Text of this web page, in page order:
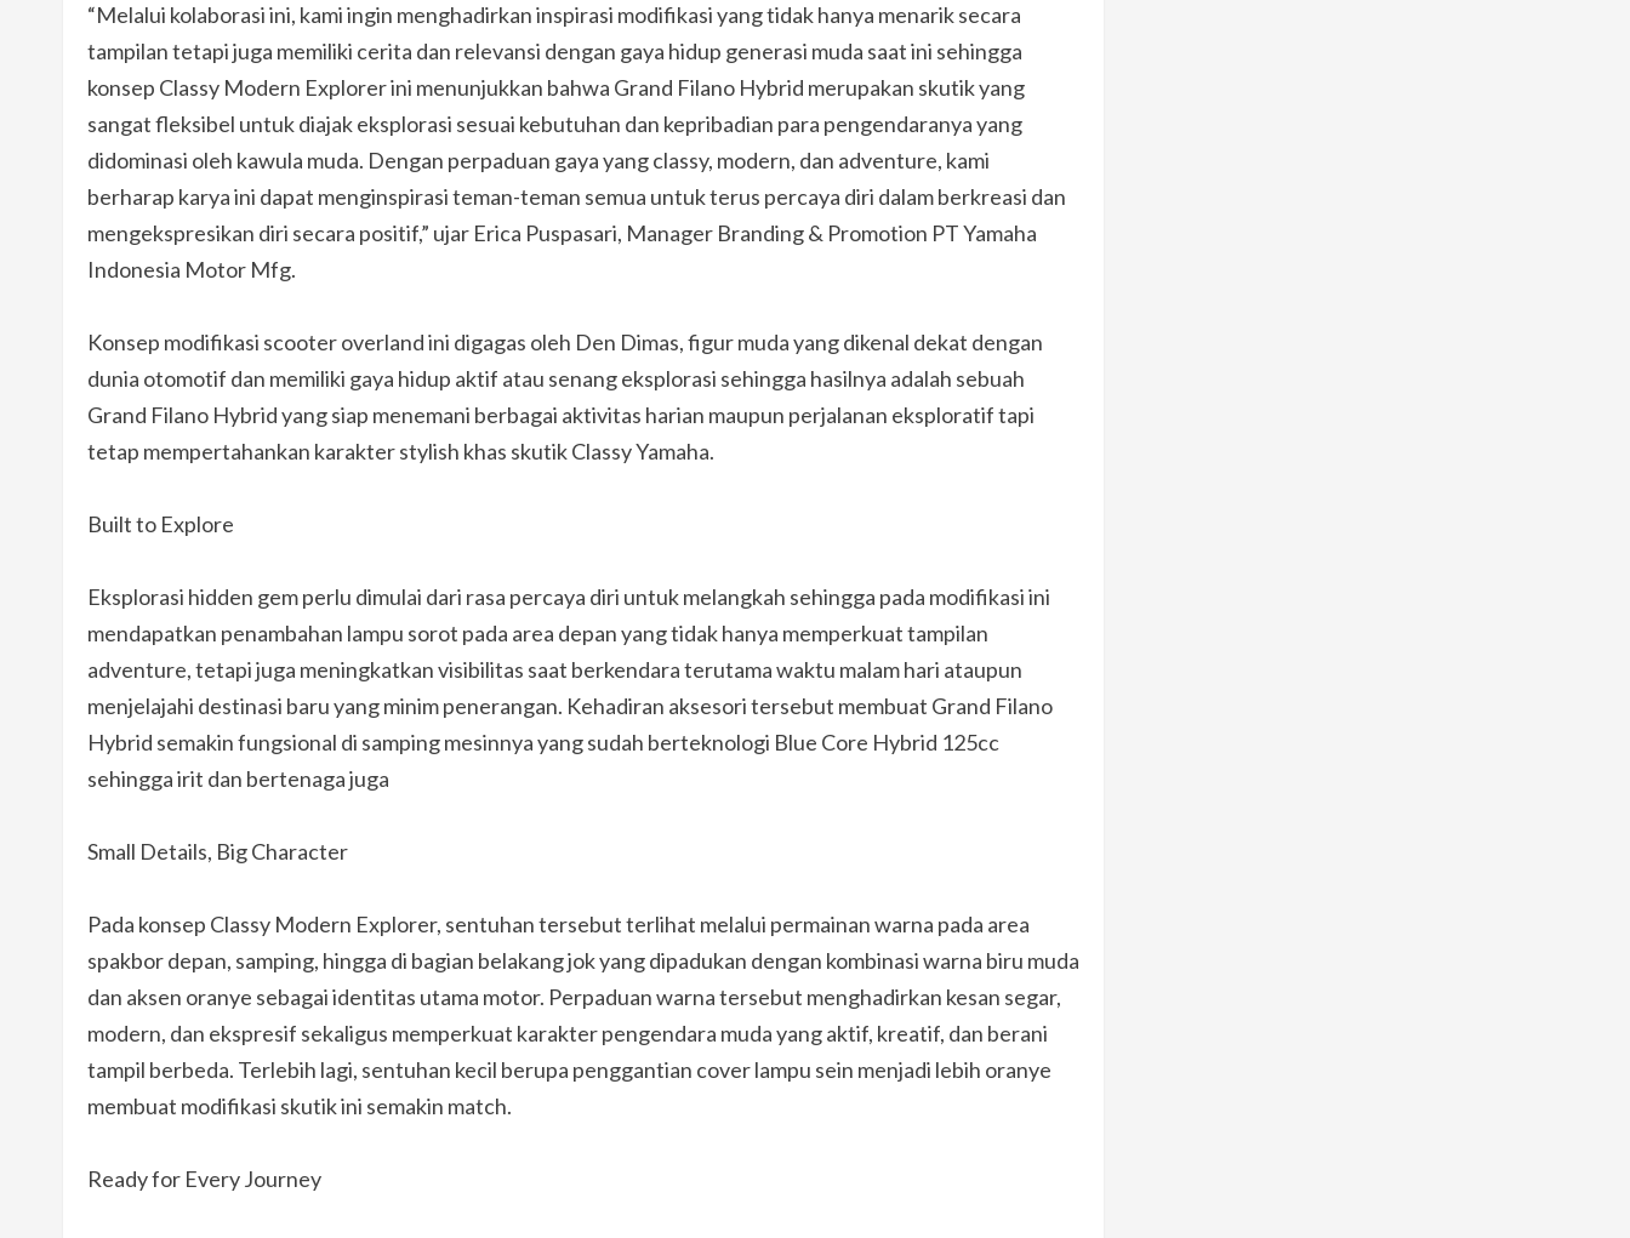
“Melalui kolaborasi ini, kami ingin menghadirkan inspirasi modifikasi yang tidak hanya menarik secara
tampilan tetapi juga memiliki cerita dan relevansi dengan gaya hidup generasi muda saat ini sehingga
konsep Classy Modern Explorer ini menunjukkan bahwa Grand Filano Hybrid merupakan skutik yang
sangat fleksibel untuk diajak eksplorasi sesuai kebutuhan dan kepribadian para pengendaranya yang
didominasi oleh kawula muda. Dengan perpaduan gaya yang classy, modern, dan adventure, kami
berharap karya ini dapat menginspirasi teman-teman semua untuk terus percaya diri dalam berkreasi dan
mengekspresikan diri secara positif,” ujar Erica Puspasari, Manager Branding & Promotion PT Yamaha
Indonesia Motor Mfg.
Konsep modifikasi scooter overland ini digagas oleh Den Dimas, figur muda yang dikenal dekat dengan
dunia otomotif dan memiliki gaya hidup aktif atau senang eksplorasi sehingga hasilnya adalah sebuah
Grand Filano Hybrid yang siap menemani berbagai aktivitas harian maupun perjalanan eksploratif tapi
tetap mempertahankan karakter stylish khas skutik Classy Yamaha.
Built to Explore
Eksplorasi hidden gem perlu dimulai dari rasa percaya diri untuk melangkah sehingga pada modifikasi ini
mendapatkan penambahan lampu sorot pada area depan yang tidak hanya memperkuat tampilan
adventure, tetapi juga meningkatkan visibilitas saat berkendara terutama waktu malam hari ataupun
menjelajahi destinasi baru yang minim penerangan. Kehadiran aksesori tersebut membuat Grand Filano
Hybrid semakin fungsional di samping mesinnya yang sudah berteknologi Blue Core Hybrid 125cc
sehingga irit dan bertenaga juga
Small Details, Big Character
Pada konsep Classy Modern Explorer, sentuhan tersebut terlihat melalui permainan warna pada area
spakbor depan, samping, hingga di bagian belakang jok yang dipadukan dengan kombinasi warna biru muda
dan aksen oranye sebagai identitas utama motor. Perpaduan warna tersebut menghadirkan kesan segar,
modern, dan ekspresif sekaligus memperkuat karakter pengendara muda yang aktif, kreatif, dan berani
tampil berbeda. Terlebih lagi, sentuhan kecil berupa penggantian cover lampu sein menjadi lebih oranye
membuat modifikasi skutik ini semakin match.
Ready for Every Journey